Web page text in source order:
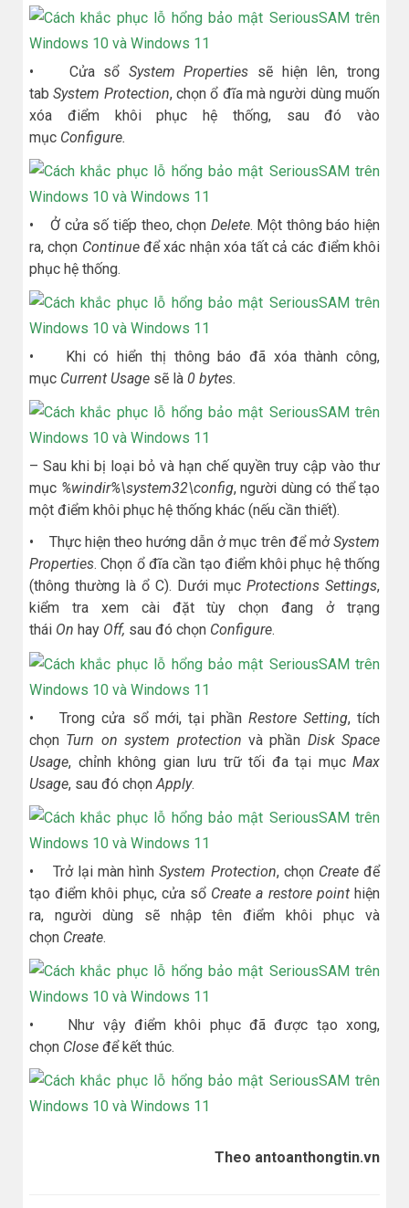
• Cửa sổ System Properties sẽ hiện lên, trong
tabSystem Protection, chọn ổ đĩa mà người dùng muốn
xóa điểm khôi phục hệ thống, sau đó vào
mục Configure.
• Ở cửa số tiếp theo, chọn Delete. Một thông báo hiện
ra, chọn Continueđể xác nhận xóa tất cả các điểm khôi
phục hệ thống.
• Khi có hiển thị thông báo đã xóa thành công,
mục Current Usage sẽ là 0 bytes.
– Sau khi bị loại bỏ và hạn chế quyền truy cập vào thư
mục %windir%\system32\config, người dùng có thể tạo
một điểm khôi phục hệ thống khác (nếu cần thiết).
• Thực hiện theo hướng dẫn ở mục trên để mởSystem
Properties. Chọn ổ đĩa cần tạo điểm khôi phục hệ thống
(thông thường là ổ C). Dưới mục Protections Settings,
kiểm tra xem cài đặt tùy chọn đang ở trạng
thái On hay Off, sau đó chọn Configure.
• Trong cửa sổ mới, tại phần Restore Setting, tích
chọn Turn on system protection và phần Disk Space
Usage, chỉnh không gian lưu trữ tối đa tại mục Max
Usage, sau đó chọn Apply.
• Trở lại màn hìnhSystem Protection, chọn Createđể
tạo điểm khôi phục, cửa sổ Create a restore pointhiện
ra, người dùng sẽ nhập tên điểm khôi phục và
chọn Create.
• Như vậy điểm khôi phục đã được tạo xong,
chọn Close để kết thúc.
Theo antoanthongtin.vn